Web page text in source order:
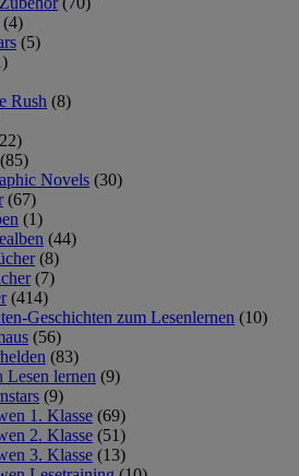
(4)
(5)
Rush (8)
(85)
Novels (30)
(67)
(1)
(44)
(8)
(7)
(414)
Geschichten zum Lesenlernen (10)
(56)
(83)
Lesen lernen (9)
(9)
1. Klasse (69)
2. Klasse (51)
3. Klasse (13)